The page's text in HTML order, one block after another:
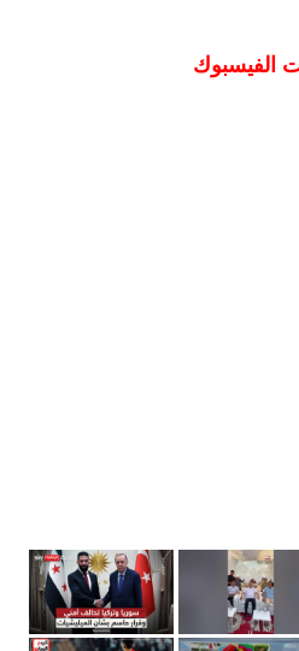
الفيسبوك